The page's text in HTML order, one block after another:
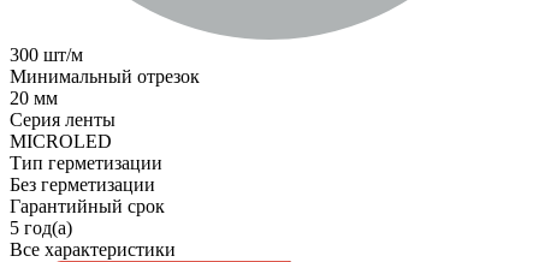
300 шт/м
Минимальный отрезок
20 мм
Серия ленты
MICROLED
Тип герметизации
Без герметизации
Гарантийный срок
5 год(а)
Все характеристики